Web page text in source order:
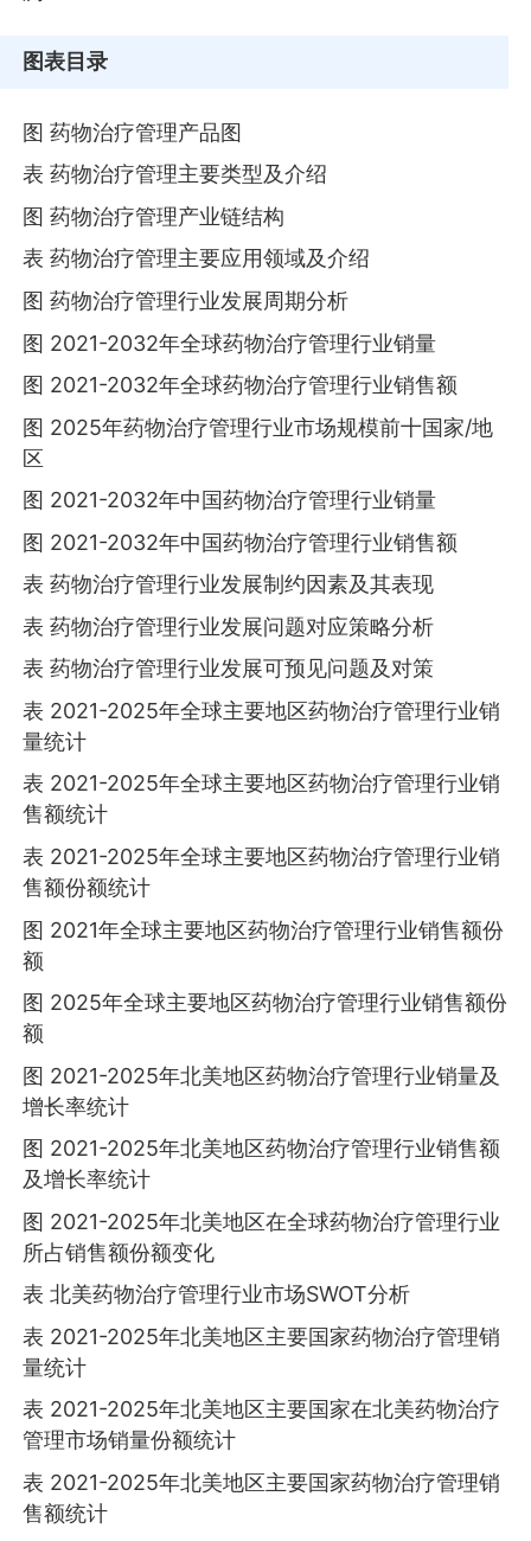
图表目录
图 药物治疗管理产品图
表 药物治疗管理主要类型及介绍
图 药物治疗管理产业链结构
表 药物治疗管理主要应用领域及介绍
图 药物治疗管理行业发展周期分析
图 2021-2032年全球药物治疗管理行业销量
图 2021-2032年全球药物治疗管理行业销售额
图 2025年药物治疗管理行业市场规模前十国家/地
区
图 2021-2032年中国药物治疗管理行业销量
图 2021-2032年中国药物治疗管理行业销售额
表 药物治疗管理行业发展制约因素及其表现
表 药物治疗管理行业发展问题对应策略分析
表 药物治疗管理行业发展可预见问题及对策
表 2021-2025年全球主要地区药物治疗管理行业销
量统计
表 2021-2025年全球主要地区药物治疗管理行业销
售额统计
表 2021-2025年全球主要地区药物治疗管理行业销
售额份额统计
图 2021年全球主要地区药物治疗管理行业销售额份
额
图 2025年全球主要地区药物治疗管理行业销售额份
额
图 2021-2025年北美地区药物治疗管理行业销量及
增长率统计
图 2021-2025年北美地区药物治疗管理行业销售额
及增长率统计
图 2021-2025年北美地区在全球药物治疗管理行业
所占销售额份额变化
表 北美药物治疗管理行业市场SWOT分析
表 2021-2025年北美地区主要国家药物治疗管理销
量统计
表 2021-2025年北美地区主要国家在北美药物治疗
管理市场销量份额统计
表 2021-2025年北美地区主要国家药物治疗管理销
售额统计